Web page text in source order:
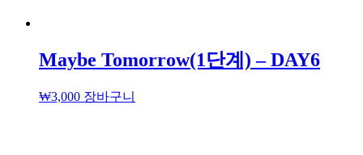
Maybe Tomorrow(1단계) – DAY6
₩3,000 장바구니